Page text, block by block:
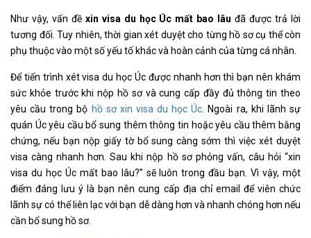
Như vậy, vấn đề xin visa du học Úc mất bao lâu đã được trả lời
tương đối. Tuy nhiên, thời gian xét duyệt cho từng hồ sơ cụ thể còn
phụ thuộc vào một số yếu tố khác và hoàn cảnh của từng cá nhân.
Để tiến trình xét visa du học Úc được nhanh hơn thì bạn nên khám
sức khỏe trước khi nộp hồ sơ và cung cấp đầy đủ thông tin theo
yêu cầu trong bộ hồ sơ xin visa du học Úc . Ngoài ra, khi lãnh sự
quán Úc yêu cầu bổ sung thêm thông tin hoặc yêu cầu thêm bằng
chứng, nếu bạn nộp giấy tờ bổ sung càng sớm thì việc xét duyệt
visa càng nhanh hơn. Sau khi nộp hồ sơ phỏng vấn, câu hỏi “xin
visa du học Úc mất bao lâu?” sẽ luôn trong đầu bạn. Vì vậy, một
điểm đáng lưu ý là bạn nên cung cấp địa chỉ email để viên chức
lãnh sự có thể liên lạc với bạn dễ dàng hơn và nhanh chóng hơn nếu
cần bổ sung hồ sơ.